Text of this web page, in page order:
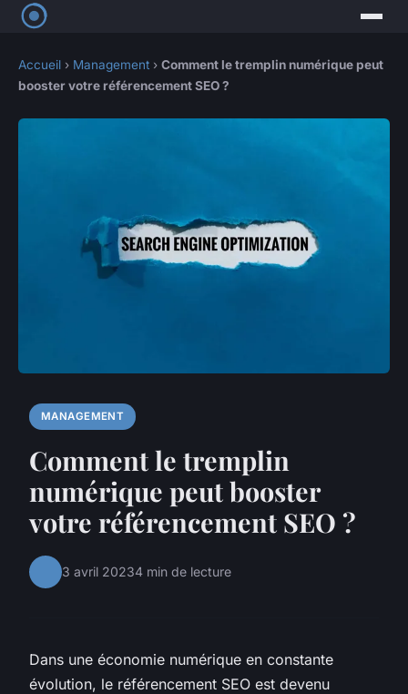
Accueil › Management › Comment le tremplin numérique peut
booster votre référencement SEO ?
MANAGEMENT
Comment le tremplin
numérique peut booster
votre référencement SEO ?
3 avril 20234 min de lecture
Dans une économie numérique en constante
évolution, le référencement SEO est devenu